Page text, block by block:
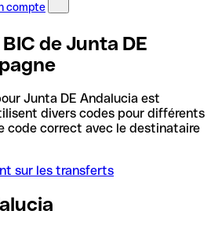
compte
de Junta DE
Junta DE Andalucia est
divers codes pour différents
code correct avec le destinataire
sur les transferts